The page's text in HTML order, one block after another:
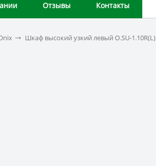
Отзывы Контакты
Шкаф высокий узкий левый O.SU-1.10R(L)